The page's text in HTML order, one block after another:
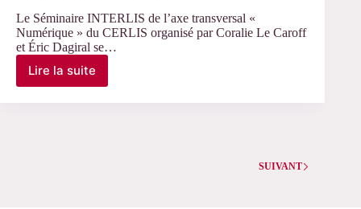
Le Séminaire INTERLIS de l’axe transversal «
Numérique » du CERLIS organisé par Coralie Le Caroff
et Éric Dagiral se…
Lire la suite
Le
SUIVANT